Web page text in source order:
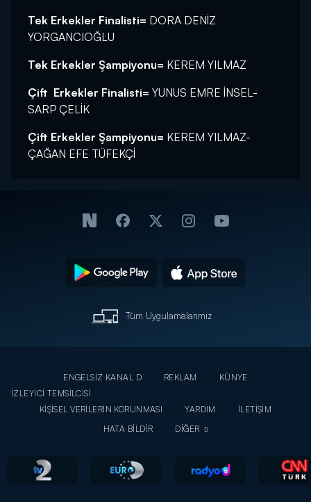
Tek Erkekler Finalisti= DORA DENİZ
YORGANCIOĞLU
Tek Erkekler Şampiyonu= KEREM YILMAZ
Çift Erkekler Finalisti= YUNUS EMRE İNSEL-
SARP ÇELİK
Çift Erkekler Şampiyonu= KEREM YILMAZ-
ÇAĞAN EFE TÜFEKÇİ
Tüm Uygulamalarımız
ENGELSİZ KANAL D REKLAM
KÜNYE
İZLEYİCİ TEMSİLCİSİ
KİŞİSEL VERİLERİN KORUNMASI
YARDIM
İLETİŞİM
HATA BİLDİR
DİĞER